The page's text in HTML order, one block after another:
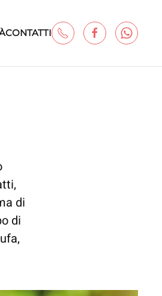
CONTATTI
di
di